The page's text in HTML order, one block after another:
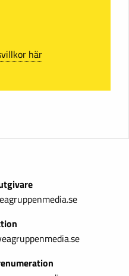
här